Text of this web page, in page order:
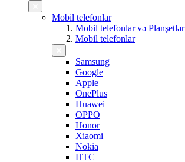
Mobil telefonlar
Mobil telefonlar və Planşetlər
Mobil telefonlar
Samsung
Google
Apple
OnePlus
Huawei
OPPO
Honor
Xiaomi
Nokia
HTC